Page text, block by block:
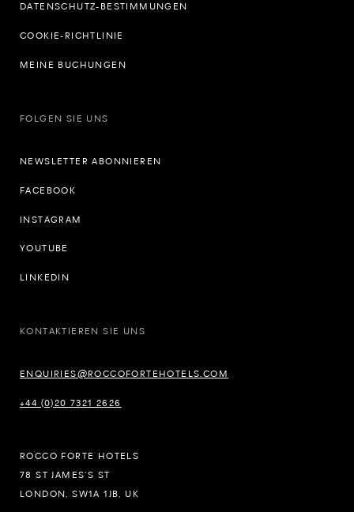
DATENSCHUTZ-BESTIMMUNGEN
COOKIE-RICHTLINIE
MEINE BUCHUNGEN
FOLGEN SIE UNS
NEWSLETTER ABONNIEREN
FACEBOOK
INSTAGRAM
YOUTUBE
LINKEDIN
KONTAKTIEREN SIE UNS
ENQUIRIES@ROCCOFORTEHOTELS.COM
+44 (0)20 7321 2626
ROCCO FORTE HOTELS
78 ST JAMES’S ST
LONDON, SW1A 1JB, UK